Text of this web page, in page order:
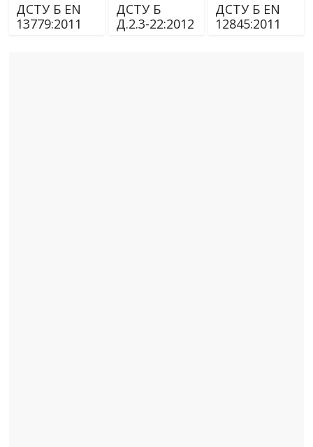
ДСТУ Б EN
13779:2011
ДСТУ Б
Д.2.3-22:2012
ДСТУ Б EN
12845:2011